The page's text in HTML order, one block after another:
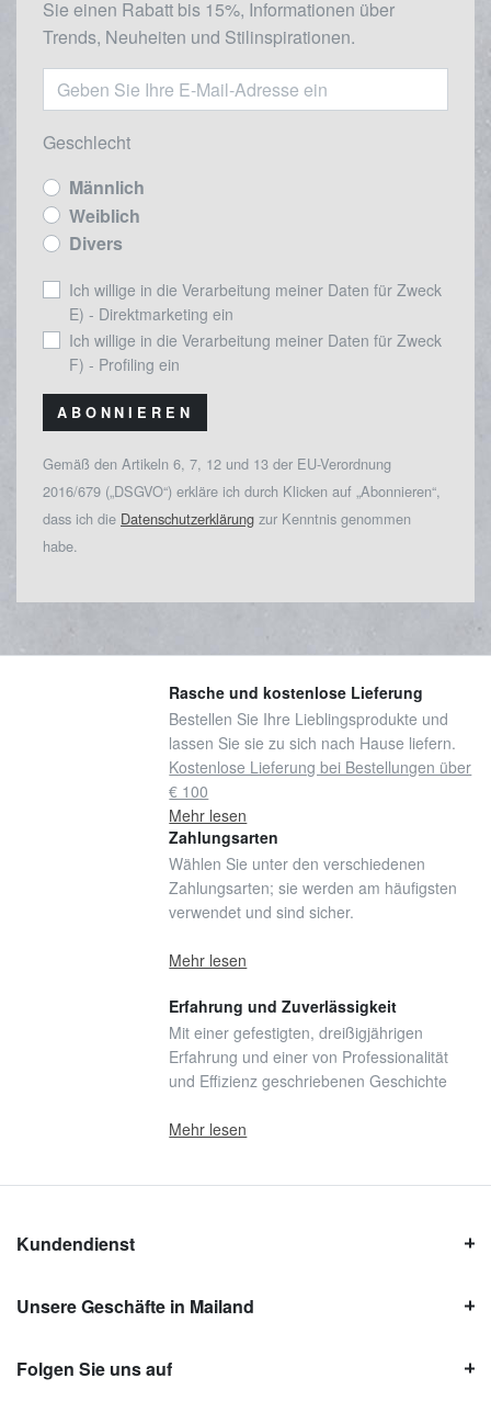
Sie einen Rabatt bis 15%, Informationen über
Trends, Neuheiten und Stilinspirationen.
Geschlecht
Männlich
Weiblich
Divers
Ich willige in die Verarbeitung meiner Daten für Zweck
E) - Direktmarketing ein
Ich willige in die Verarbeitung meiner Daten für Zweck
F) - Profiling ein
ABONNIEREN
Gemäß den Artikeln 6, 7, 12 und 13 der EU-Verordnung
2016/679 („DSGVO“) erkläre ich durch Klicken auf „Abonnieren“,
dass ich die Datenschutzerklärung zur Kenntnis genommen
habe.
Rasche und kostenlose Lieferung
Bestellen Sie Ihre Lieblingsprodukte und
lassen Sie sie zu sich nach Hause liefern.
Kostenlose Lieferung bei Bestellungen über
€ 100
Mehr lesen
Zahlungsarten
Wählen Sie unter den verschiedenen
Zahlungsarten; sie werden am häufigsten
verwendet und sind sicher.
Mehr lesen
Erfahrung und Zuverlässigkeit
Mit einer gefestigten, dreißigjährigen
Erfahrung und einer von Professionalität
und Effizienz geschriebenen Geschichte
Mehr lesen
Kundendienst
Unsere Geschäfte in Mailand
Folgen Sie uns auf